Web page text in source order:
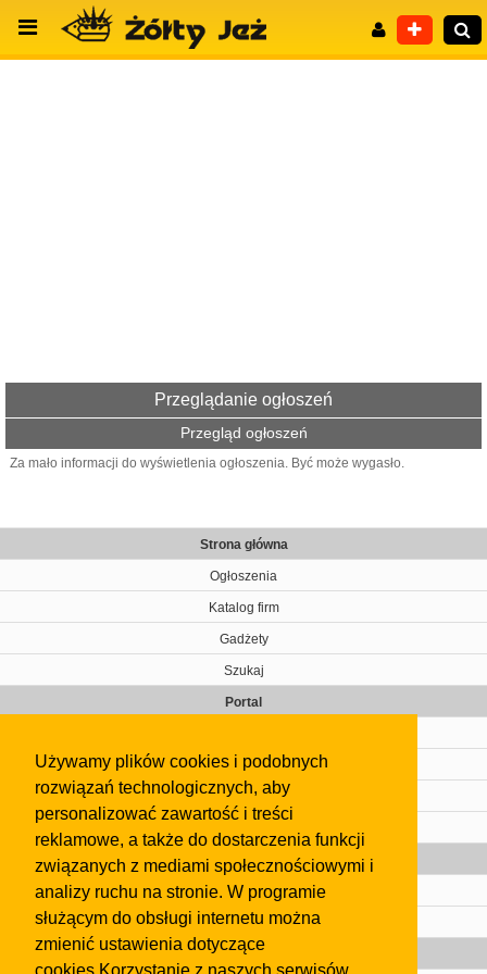
Używamy plików cookies i podobnych
rozwiązań technologicznych, aby
personalizować zawartość i treści
reklamowe, a także do dostarczenia funkcji
związanych z mediami społecznościowymi i
analizy ruchu na stronie. W programie
służącym do obsługi internetu można
zmienić ustawienia dotyczące
Przeglądanie ogłoszeń
Przegląd ogłoszeń
Za mało informacji do wyświetlenia ogłoszenia. Być może wygasło.
Strona główna
Ogłoszenia
Katalog firm
Gadżety
Szukaj
Portal
Kontakt
Regulamin
Gazeta
Olkusz
Kontakt
Strefa dla biznesu